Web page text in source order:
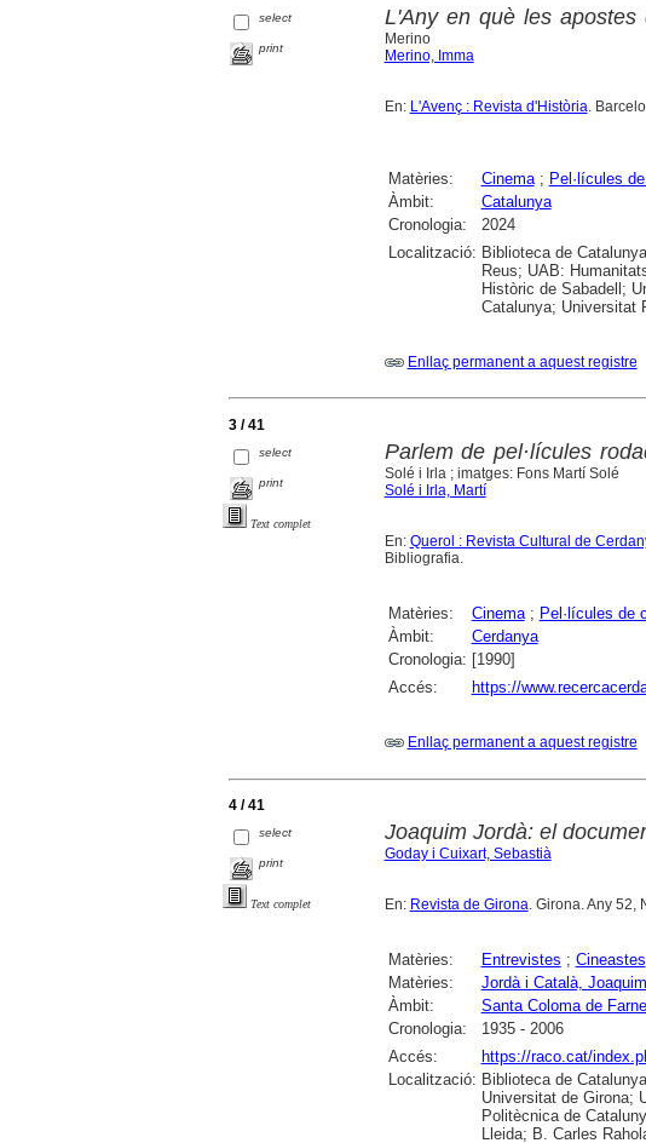
select
print
L'Any en què les
Merino
Merino, Imma
En: L'Avenç : Revista d'Història.
Matèries: Cinema; Pel·lícules
Àmbit:
Catalunya
Cronologia:
2024
Localització: Biblioteca de
Reus; UAB:
Històric de Sabadell;
Catalunya; Universitat
Enllaç permanent a aquest registre
3 / 41
select
print
Text complet
Parlem de pel·lícules
Solé i Irla ; imatges: Fons Martí Solé
Solé i Irla, Martí
En: Querol : Revista Cultural de
Bibliografia.
Matèries: Cinema; Pel·lícules de
Àmbit:
Cerdanya
Cronologia: [1990]
Accés:
https://
Enllaç permanent a aquest registre
4 / 41
select
print
Text complet
Joaquim Jordà: el
Goday i Cuixart, Sebastià
En: Revista de Girona. Girona. Any 52,
Matèries: Entrevistes ; Cineastes
Matèries:
Jordà i Català, Joaquim
Àmbit:
Santa Coloma de
Cronologia:
1935 - 2006
Accés:
https://raco.cat/
Localització: Biblioteca de
Universitat de Girona;
Politècnica de
Lleida; B. Carles